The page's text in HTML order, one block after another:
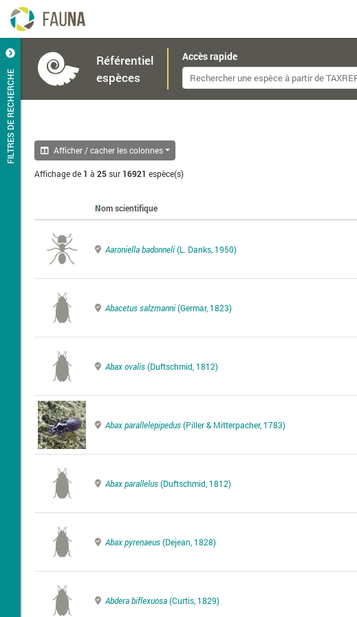
FILTRES DE RECHERCHE
Référentiel
espèces
Accès rapide
Afficher / cacher les colonnes
Affichage de 1 à 25sur 16921 espèce(s)
Nom scientifique
Aaroniella badonneli(L. Danks, 1950)
Abacetus salzmanni(Germar, 1823)
Abax ovalis(Duftschmid, 1812)
Abax parallelepipedus(Piller & Mitterpacher, 1783)
Abax parallelus(Duftschmid, 1812)
Abax pyrenaeus(Dejean, 1828)
Abdera biflexuosa(Curtis, 1829)